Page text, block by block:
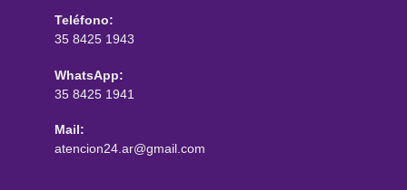
Teléfono:
35 8425 1943
WhatsApp:
35 8425 1941
Mail:
atencion24.ar@gmail.com